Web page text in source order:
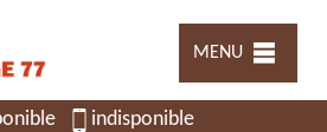
MENU
indisponible